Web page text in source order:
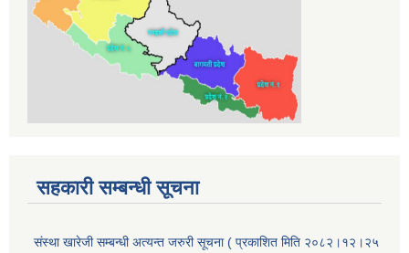
सहकारी सम्बन्धी सूचना
संस्था खारेजी सम्बन्धी अत्यन्त जरुरी सूचना ( प्रकाशित मिति २०८२।१२।२५